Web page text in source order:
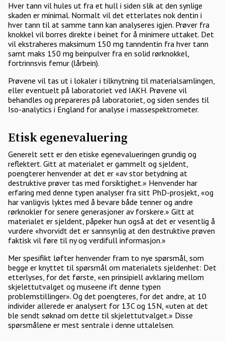
Hver tann vil hules ut fra et hull i siden slik at den synlige
skaden er minimal. Normalt vil det etterlates nok dentin i
hver tann til at samme tann kan analyseres igjen. Prøver fra
knokkel vil borres direkte i beinet for å minimere uttaket. Det
vil ekstraheres maksimum 150 mg tanndentin fra hver tann
samt maks 150 mg beinpulver fra en solid rørknokkel,
fortrinnsvis femur (lårbein).
Prøvene vil tas ut i lokaler i tilknytning til materialsamlingen,
eller eventuelt på laboratoriet ved IAKH. Prøvene vil
behandles og prepareres på laboratoriet, og siden sendes til
Iso-analytics i England for analyse i massespektrometer.
Etisk egenevaluering
Generelt sett er den etiske egenevalueringen grundig og
reflektert. Gitt at materialet er gammelt og sjeldent,
poengterer henvender at det er «av stor betydning at
destruktive prøver tas med forsiktighet.» Henvender har
erfaring med denne typen analyser fra sitt PhD-prosjekt, «og
har vanligvis lyktes med å bevare både tenner og andre
rørknokler for senere generasjoner av forskere.» Gitt at
materialet er sjeldent, påpeker hun også at det er vesentlig å
vurdere «hvorvidt det er sannsynlig at den destruktive prøven
faktisk vil føre til ny og verdifull informasjon.»
Mer spesifikt løfter henvender fram to nye spørsmål, som
begge er knyttet til spørsmål om materialets sjeldenhet: Det
etterlyses, for det første, «en prinsipiell avklaring mellom
skjelettutvalget og museene ift denne typen
problemstillinger». Og det poengteres, for det andre, at 10
individer allerede er analysert for 13C og 15N, «uten at det
ble sendt søknad om dette til skjelettutvalget.» Disse
spørsmålene er mest sentrale i denne uttalelsen.